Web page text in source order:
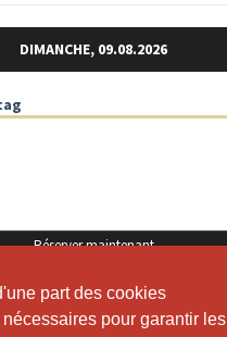
part des cookies
pour garantir les
part des cookies
pour garantir les
DIMANCHE, 09.08.2026
Réserver maintenant